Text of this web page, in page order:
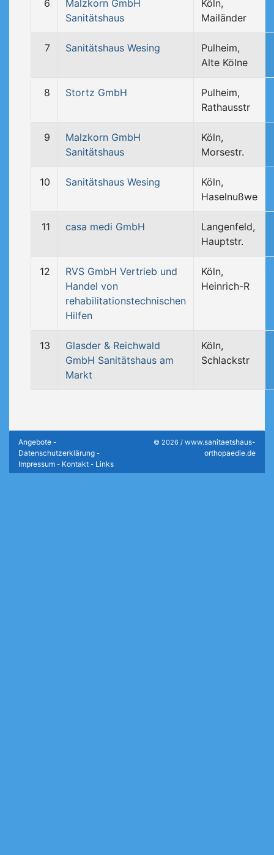
6
Malzkorn GmbH
Sanitätshaus
Köln,
Mailänder
7 Sanitätshaus Wesing
Pulheim,
Alte Kölne
8 Stortz GmbH
Pulheim,
Rathausstr
9
Malzkorn GmbH
Sanitätshaus
Köln,
Morsestr.
10 Sanitätshaus Wesing
Köln,
Haselnußwe
11 casa medi GmbH
Langenfeld,
Hauptstr.
12
RVS GmbH Vertrieb und
Handel von
rehabilitationstechnischen
Hilfen
Köln,
Heinrich-R
13
Glasder & Reichwald
GmbH Sanitätshaus am
Markt
Köln,
Schlackstr
Angebote -
Datenschutzerklärung -
Impressum - Kontakt - Links
© 2026 / www.sanitaetshaus-
orthopaedie.de